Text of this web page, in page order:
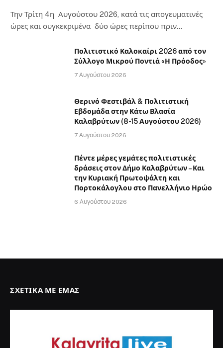
Την Τρίτη 4η Αυγούστου 2026, κατά τις απογευματινές
ώρες και συγκεκριμένα δύο ώρες περίπου πριν…
Πολιτιστικό Καλοκαίρι 2026 από τον
Σύλλογο Μικρού Ποντιά «Η Πρόοδος»
7 Αυγούστου 2026
Θερινό Φεστιβάλ & Πολιτιστική
Εβδομάδα στην Κάτω Βλασία
Καλαβρύτων (8-15 Αυγούστου 2026)
7 Αυγούστου 2026
Πέντε μέρες γεμάτες πολιτιστικές
δράσεις στον Δήμο Καλαβρύτων – Και
την Κυριακή Πρωτοψάλτη και
Πορτοκάλογλου στο Πανελλήνιο Ηρώο
6 Αυγούστου 2026
ΣΧΕΤΙΚΆ ΜΕ ΕΜΆΣ